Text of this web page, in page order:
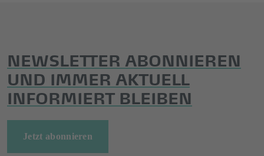
NEWSLETTER ABONNIEREN
UND IMMER AKTUELL
INFORMIERT BLEIBEN
Jetzt abonnieren